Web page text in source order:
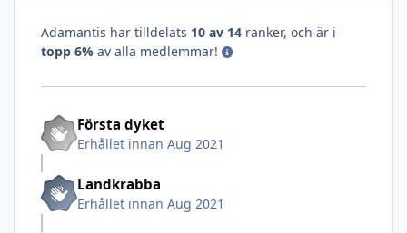
Adamantis har tilldelats 10 av 14 ranker, och är i
topp 6% av alla medlemmar!
Första dyket
Erhållet innan Aug 2021
Landkrabba
Erhållet innan Aug 2021